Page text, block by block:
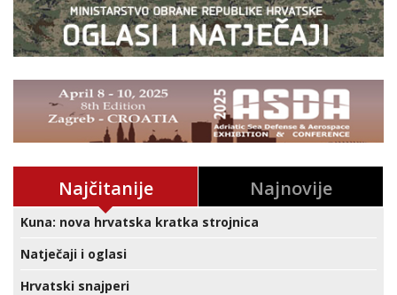
Najčitanije Najnovije
Kuna: nova hrvatska kratka strojnica
Natječaji i oglasi
Hrvatski snajperi